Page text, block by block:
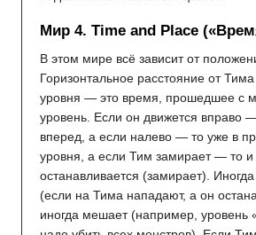
Мир 4. Time and Place
В этом мире всё зависит от
Горизонтальное расстояние от
уровня — это время, прошедшее с
уровень. Если он движется вправо
вперед, а если налево — то уже в
уровня, а если Тим замирает — то
останавливается (замирает).
(если на Тима нападают, а он
иногда мешает (например, уровень